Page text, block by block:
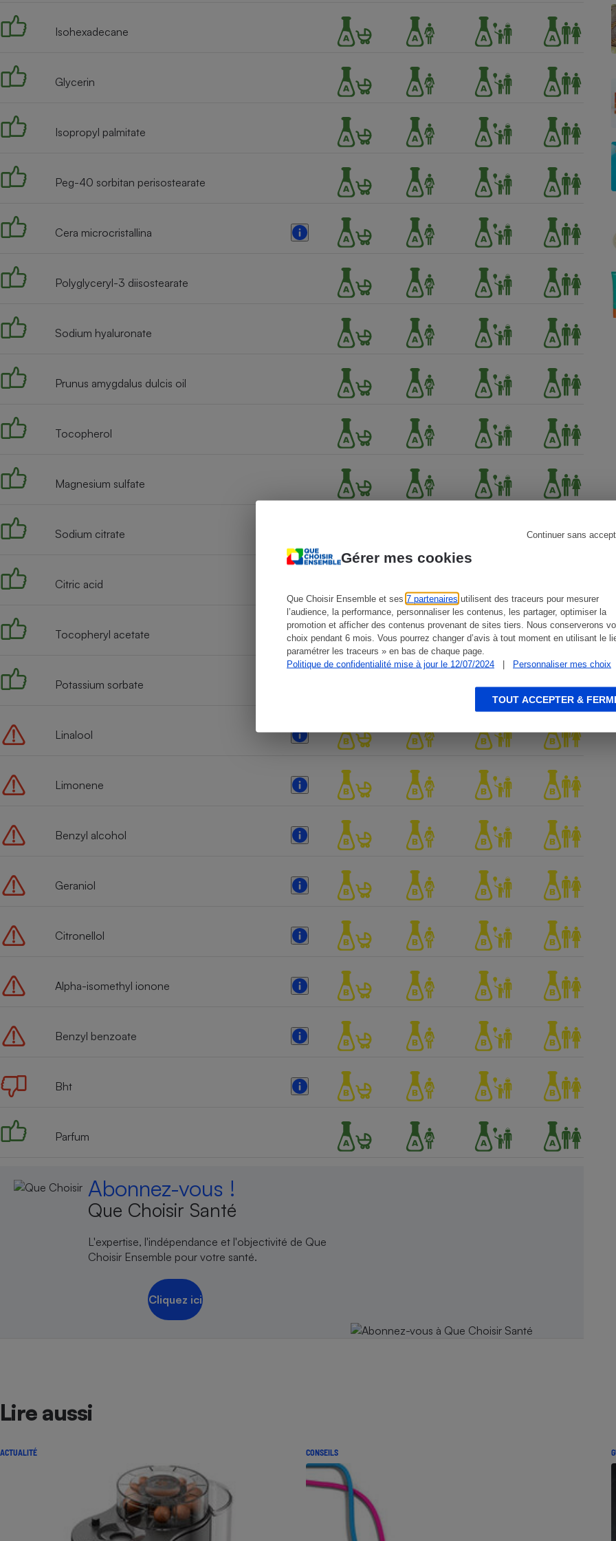
Gérer mes cookies
Que Choisir Ensemble et ses 7 partenaires utilisent des traceurs pour mesurer
l’audience, la performance, personnaliser les contenus, les partager, optimiser la
promotion et afficher des contenus provenant de sites tiers. Nous conserverons
choix pendant 6 mois. Vous pourrez changer d’avis à tout moment en utilisant le
paramétrer les traceurs » en bas de chaque page.
Politique de confidentialité mise à jour le 12/07/2024
| Personnaliser mes choix
Continuer sans
TOUT ACCEPTER &
Isohexadecane
Glycerin
Isopropyl palmitate
Peg-40 sorbitan perisostearate
Cera microcristallina
Polyglyceryl-3 diisostearate
Sodium hyaluronate
Prunus amygdalus dulcis oil
Tocopherol
Magnesium sulfate
Sodium citrate
Citric acid
Tocopheryl acetate
Potassium sorbate
Linalool
Limonene
Benzyl alcohol
Geraniol
Citronellol
Alpha-isomethyl ionone
Benzyl benzoate
Bht
Parfum
Abonnez-vous !
Que Choisir Santé
L'expertise, l'indépendance et l'objectivité de Que
Choisir Ensemble pour votre santé.
Cliquez ici
Lire aussi
ACTUALITÉ CONSEILS
Four encastrable
Aspirateur
Réfrigérateur
Appareil photo
Lessive